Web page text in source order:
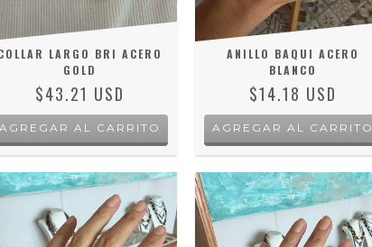
LARGO BRI ACERO
GOLD
$43.21 USD
ANILLO BAQUI ACERO
BLANCO
$14.18 USD
AGREGAR AL CARRITO